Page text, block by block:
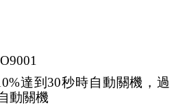
達到30秒時自動關機，過
動關機